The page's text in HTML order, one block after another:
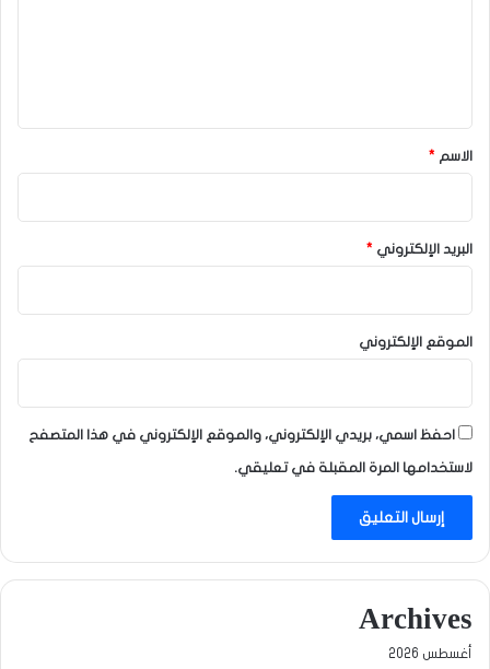
*
الاسم *
البريد الإلكتروني *
الموقع الإلكتروني
احفظ اسمي، بريدي الإلكتروني، والموقع الإلكتروني في هذا المتصفح
لاستخدامها المرة المقبلة في تعليقي.
Archives
أغسطس 2026